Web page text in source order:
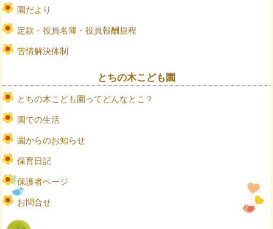
園だより
定款・役員名簿・役員報酬規程
苦情解決体制
とちの木こども園
とちの木こども園ってどんなとこ？
園での生活
園からのお知らせ
保育日記
保護者ページ
お問合せ